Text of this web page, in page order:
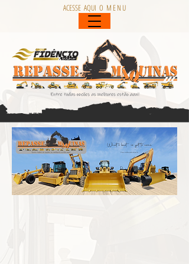
ACESSE AQUI O M E N U